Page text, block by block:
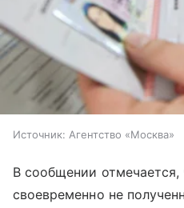
Источник: Агентство «Москва»
В сообщении отмечается,
своевременно не